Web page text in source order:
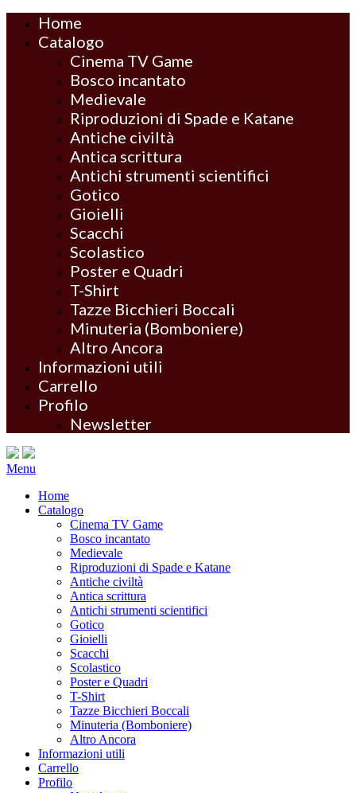
Home
Catalogo
Cinema TV Game
Bosco incantato
Medievale
Riproduzioni di Spade e Katane
Antiche civiltà
Antica scrittura
Antichi strumenti scientifici
Gotico
Gioielli
Scacchi
Scolastico
Poster e Quadri
T-Shirt
Tazze Bicchieri Boccali
Minuteria (Bomboniere)
Altro Ancora
Informazioni utili
Carrello
Profilo
Newsletter
Menu
Home
Catalogo
Cinema TV Game
Bosco incantato
Medievale
Riproduzioni di Spade e Katane
Antiche civiltà
Antica scrittura
Antichi strumenti scientifici
Gotico
Gioielli
Scacchi
Scolastico
Poster e Quadri
T-Shirt
Tazze Bicchieri Boccali
Minuteria (Bomboniere)
Altro Ancora
Informazioni utili
Carrello
Profilo